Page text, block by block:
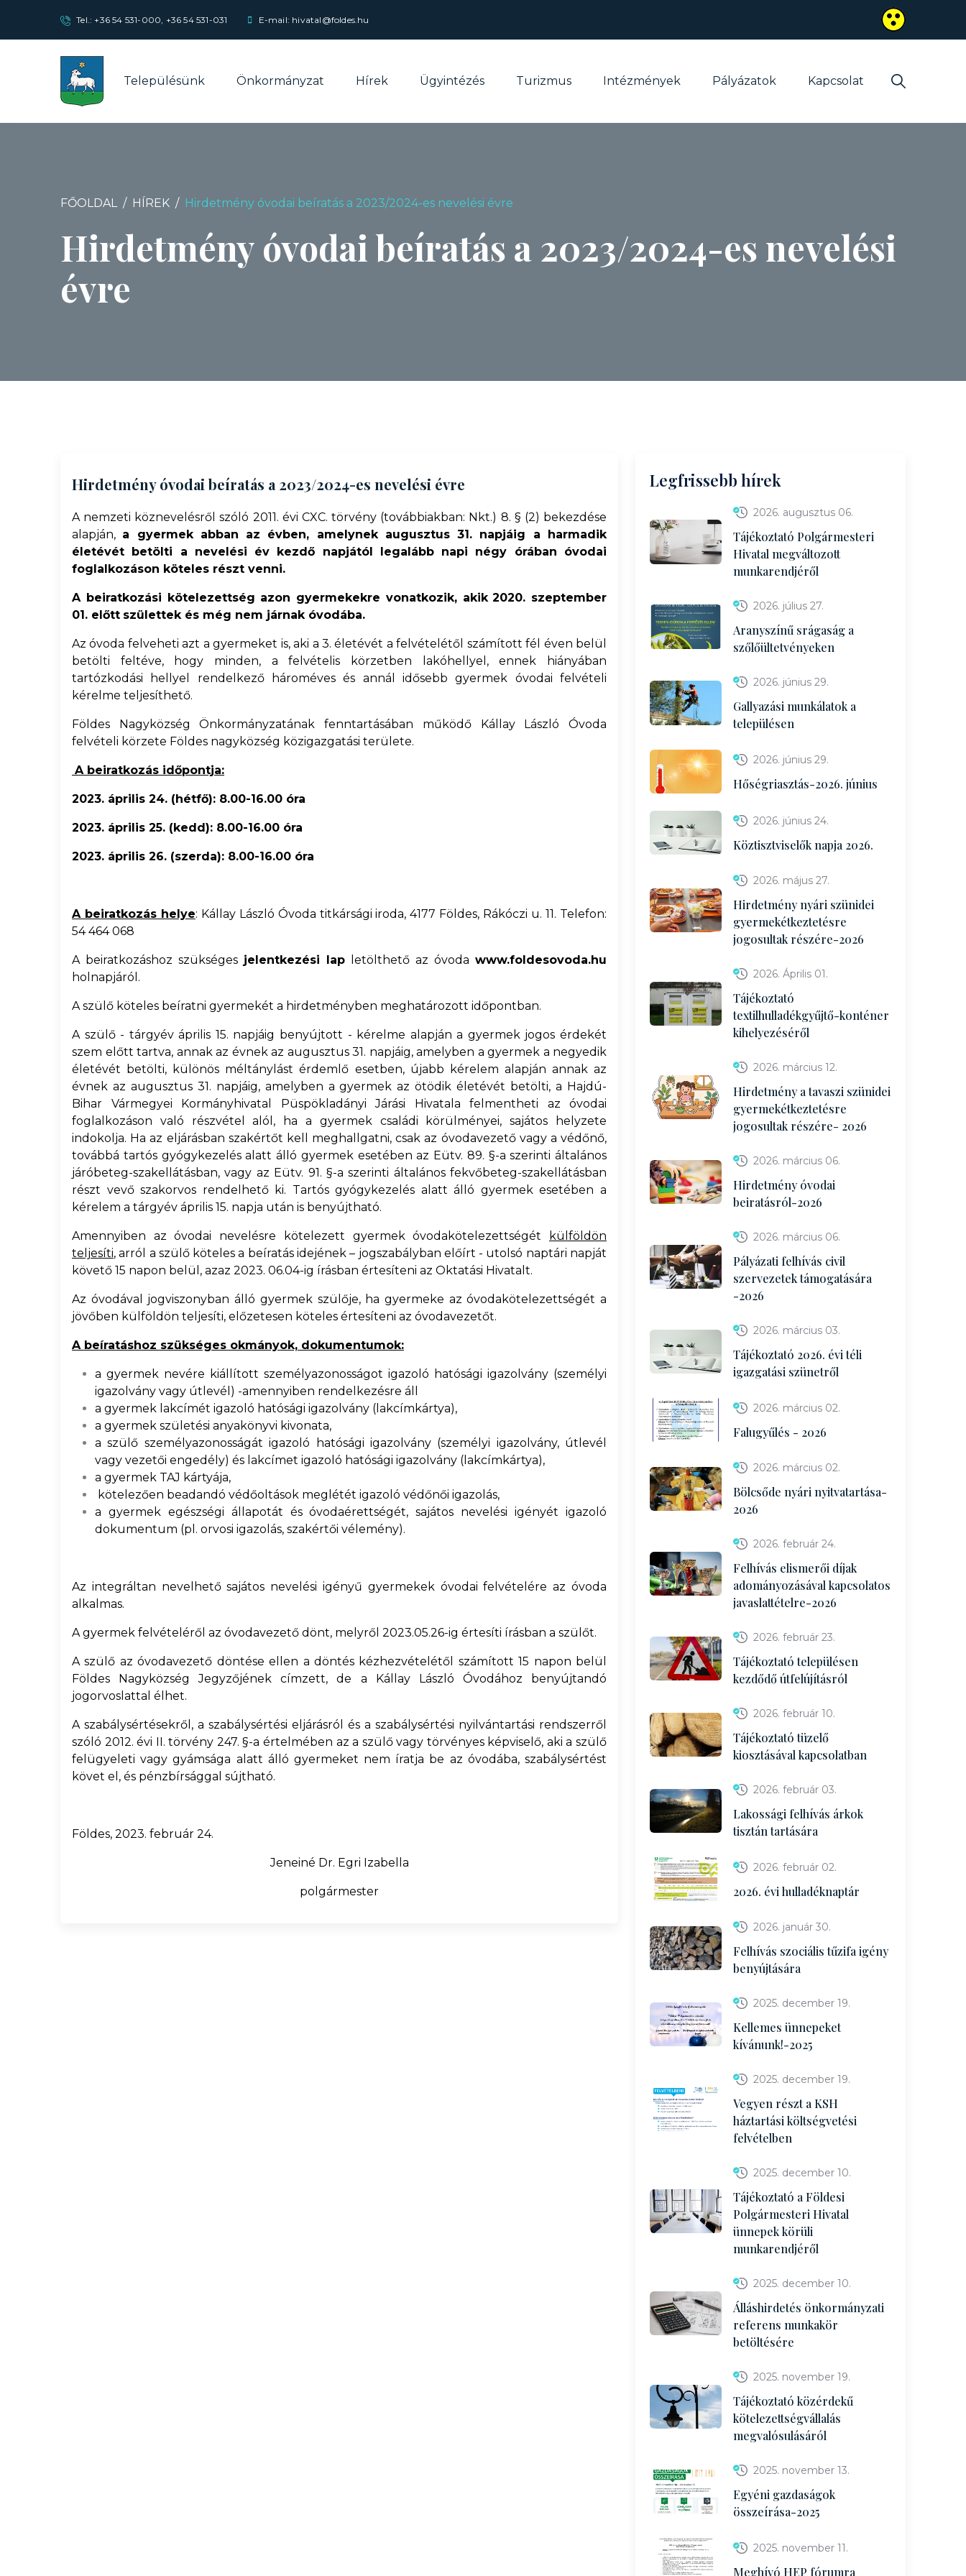
Tel.:+36 54 531-000, +36 54 531-031 E-mail: hivatal@foldes.hu
Településünk Önkormányzat Hírek Ügyintézés Turizmus Intézmények Pályázatok Kapcsolat
FŐOLDAL HÍREK Hirdetmény óvodai beíratás a 2023/2024-es nevelési évre
Hirdetmény óvodai beíratás a 2023/2024-es nevelési
évre
Hirdetmény óvodai beíratás a 2023/2024-es nevelési évre
A nemzeti köznevelésről szóló 2011. évi CXC. törvény (továbbiakban: Nkt.) 8. § (2) bekezdése
alapján, a gyermek abban az évben, amelynek augusztus 31. napjáig a harmadik
életévét betölti a nevelési év kezdő napjától legalább napi négy órában óvodai
foglalkozáson köteles részt venni.
A beiratkozási kötelezettség azon gyermekekre vonatkozik, akik 2020. szeptember
01. előtt születtek és még nem járnak óvodába.
Az óvoda felveheti azt a gyermeket is, aki a 3. életévét a felvételétől számított fél éven belül
betölti feltéve, hogy minden, a felvételis körzetben lakóhellyel, ennek hiányában
tartózkodási hellyel rendelkező hároméves és annál idősebb gyermek óvodai felvételi
kérelme teljesíthető.
Földes Nagyközség Önkormányzatának fenntartásában működő Kállay László Óvoda
felvételi körzete Földes nagyközség közigazgatási területe.
A beiratkozás időpontja:
2023. április 24. (hétfő): 8.00-16.00 óra
2023. április 25. (kedd): 8.00-16.00 óra
2023. április 26. (szerda): 8.00-16.00 óra
A beiratkozás helye: Kállay László Óvoda titkársági iroda, 4177 Földes, Rákóczi u. 11. Telefon:
54 464 068
A beiratkozáshoz szükséges jelentkezési lap letölthető az óvoda www.foldesovoda.hu
holnapjáról.
A szülő köteles beíratni gyermekét a hirdetményben meghatározott időpontban.
A szülő - tárgyév április 15. napjáig benyújtott - kérelme alapján a gyermek jogos érdekét
szem előtt tartva, annak az évnek az augusztus 31. napjáig, amelyben a gyermek a negyedik
életévét betölti, különös méltánylást érdemlő esetben, újabb kérelem alapján annak az
évnek az augusztus 31. napjáig, amelyben a gyermek az ötödik életévét betölti, a Hajdú-
Bihar Vármegyei Kormányhivatal Püspökladányi Járási Hivatala felmentheti az óvodai
foglalkozáson való részvétel alól, ha a gyermek családi körülményei, sajátos helyzete
indokolja. Ha az eljárásban szakértőt kell meghallgatni, csak az óvodavezető vagy a védőnő,
továbbá tartós gyógykezelés alatt álló gyermek esetében az Eütv. 89. §-a szerinti általános
járóbeteg-szakellátásban, vagy az Eütv. 91. §-a szerinti általános fekvőbeteg-szakellátásban
részt vevő szakorvos rendelhető ki. Tartós gyógykezelés alatt álló gyermek esetében a
kérelem a tárgyév április 15. napja után is benyújtható.
Amennyiben az óvodai nevelésre kötelezett gyermek óvodakötelezettségét
külföldön
teljesíti, arról a szülő köteles a beíratás idejének – jogszabályban előírt - utolsó naptári napját
követő 15 napon belül, azaz 2023. 06.04-ig írásban értesíteni az Oktatási Hivatalt.
Az óvodával jogviszonyban álló gyermek szülője, ha gyermeke az óvodakötelezettségét a
jövőben külföldön teljesíti, előzetesen köteles értesíteni az óvodavezetőt.
A beíratáshoz szükséges okmányok, dokumentumok:
a gyermek nevére kiállított személyazonosságot igazoló hatósági igazolvány (személyi
igazolvány vagy útlevél) -amennyiben rendelkezésre áll
a gyermek lakcímét igazoló hatósági igazolvány (lakcímkártya),
a gyermek születési anyakönyvi kivonata,
a szülő személyazonosságát igazoló hatósági igazolvány (személyi igazolvány, útlevél
vagy vezetői engedély) és lakcímet igazoló hatósági igazolvány (lakcímkártya),
a gyermek TAJ kártyája,
kötelezően beadandó védőoltások meglétét igazoló védőnői igazolás,
a gyermek egészségi állapotát és óvodaérettségét, sajátos nevelési igényét igazoló
dokumentum (pl. orvosi igazolás, szakértői vélemény).
Az integráltan nevelhető sajátos nevelési igényű gyermekek óvodai felvételére az óvoda
alkalmas.
A gyermek felvételéről az óvodavezető dönt, melyről 2023.05.26-ig értesíti írásban a szülőt.
A szülő az óvodavezető döntése ellen a döntés kézhezvételétől számított 15 napon belül
Földes Nagyközség Jegyzőjének címzett, de a Kállay László Óvodához benyújtandó
jogorvoslattal élhet.
A szabálysértésekről, a szabálysértési eljárásról és a szabálysértési nyilvántartási rendszerről
szóló 2012. évi II. törvény 247. §-a értelmében az a szülő vagy törvényes képviselő, aki a szülő
felügyeleti vagy gyámsága alatt álló gyermeket nem íratja be az óvodába, szabálysértést
követ el, és pénzbírsággal sújtható.
Földes, 2023. február 24.
Jeneiné Dr. Egri Izabella
polgármester
Legfrissebb hírek
2026. augusztus 06.
Tájékoztató Polgármesteri
Hivatal megváltozott
munkarendjéről
2026. július 27.
Aranyszínű srágaság a
szőlőültetvényeken
2026. június 29.
Gallyazási munkálatok a
településen
2026. június 29.
Hőségriasztás-2026. június
2026. június 24.
Köztisztviselők napja 2026.
2026. május 27.
Hirdetmény nyári szünidei
gyermekétkeztetésre
jogosultak részére-2026
2026. Április 01.
Tájékoztató
textilhulladékgyűjtő-konténer
kihelyezéséről
2026. március 12.
Hirdetmény a tavaszi szünidei
gyermekétkeztetésre
jogosultak részére- 2026
2026. március 06.
Hirdetmény óvodai
beiratásról-2026
2026. március 06.
Pályázati felhívás civil
szervezetek támogatására
-2026
2026. március 03.
Tájékoztató 2026. évi téli
igazgatási szünetről
2026. március 02.
Falugyűlés - 2026
2026. március 02.
Bölcsőde nyári nyitvatartása-
2026
2026. február 24.
Felhívás elismerői díjak
adományozásával kapcsolatos
javaslattételre-2026
2026. február 23.
Tájékoztató településen
kezdődő útfelújításról
2026. február 10.
Tájékoztató tüzelő
kiosztásával kapcsolatban
2026. február 03.
Lakossági felhívás árkok
tisztán tartására
2026. február 02.
2026. évi hulladéknaptár
2026. január 30.
Felhívás szociális tűzifa igény
benyújtására
2025. december 19.
Kellemes ünnepeket
kívánunk!-2025
2025. december 19.
Vegyen részt a KSH
háztartási költségvetési
felvételben
2025. december 10.
Tájékoztató a Földesi
Polgármesteri Hivatal
ünnepek körüli
munkarendjéről
2025. december 10.
Álláshirdetés önkormányzati
referens munkakör
betöltésére
2025. november 19.
Tájékoztató közérdekű
kötelezettségvállalás
megvalósulásáról
2025. november 13.
Egyéni gazdaságok
összeírása-2025
2025. november 11.
Meghívó HEP fórumra